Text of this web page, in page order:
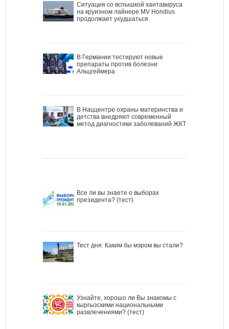
Ситуация со вспышкой хантавируса
на круизном лайнере MV Hondius
продолжает ухудшаться
В Германии тестируют новые
препараты против болезни
Альцгеймера
В Наццентре охраны материнства и
детства внедряют современный
метод диагностики заболеваний ЖКТ
Все ли вы знаете о выборах
президента? (тест)
Тест дня: Каким бы мэром вы стали?
Узнайте, хорошо ли Вы знакомы с
кыргызскими национальными
развлечениями? (тест)